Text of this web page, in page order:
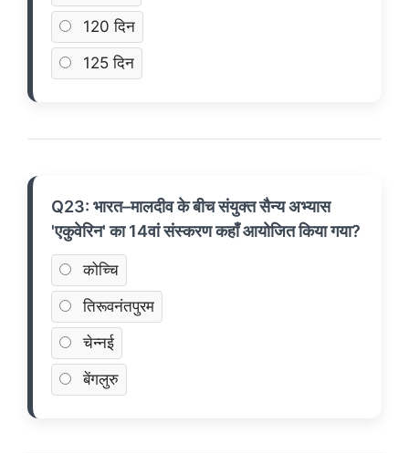
120 दिन
125 दिन
Q23: भारत–मालदीव के बीच संयुक्त सैन्य अभ्यास
'एकुवेरिन' का 14वां संस्करण कहाँ आयोजित किया गया?
कोच्चि
तिरूवनंतपुरम
चेन्नई
बेंगलुरु